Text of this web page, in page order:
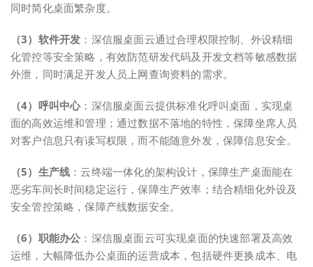
同时简化桌面繁杂度。
（3）软件开发 ：深信服桌面云通过合理权限控制、外设精细
化管控等安全策略，有效防范研发代码及开发文档等敏感数据
外泄，同时满足开发人员上网查询资料的需求。
（4）呼叫中心：深信服桌面云提供标准化呼叫桌面，实现桌
面的高效运维和管理；通过数据不落地的特性，保障坐席人员
对客户信息只有读写权限，而不能随意外发，保障信息安全。
（5）生产线 ：云终端一体化的架构设计，保障生产桌面能在
恶劣车间长时间稳定运行，保障生产效率；结合精细化外设及
安全管控策略，保障产线数据安全。
（6）职能办公 ：深信服桌面云可实现桌面的快速部署及高效
运维，大幅降低办公桌面的运营成本，包括硬件更换成本、电